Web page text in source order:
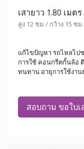
เสายาว 1.80 เมต
สูง 12 ซม / กว้าง 15 ซ
แก้ไขปัญหา รถไหลไป
การใช้ คอนกรีตกั้นล้อ
ทนทาน อายุการใช้งา
สอบถาม ขอใบ